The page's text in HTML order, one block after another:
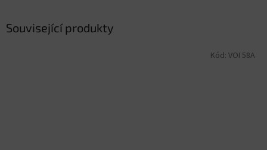
Související produkty
Kód: VOI 58A